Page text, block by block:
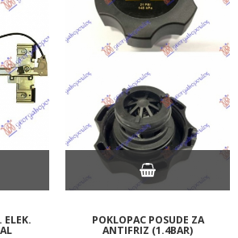
ELEK. POKLOPAC POSUDE ZA
ANTIFRIZ (1.4BAR)